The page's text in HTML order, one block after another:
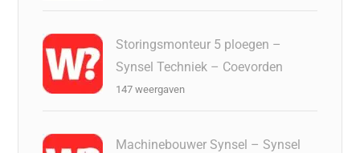
Storingsmonteur 5 ploegen –
Synsel Techniek – Coevorden
147 weergaven
Machinebouwer Synsel – Synsel